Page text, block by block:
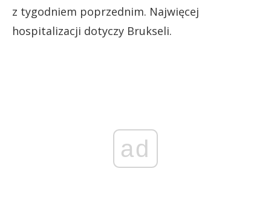
z tygodniem poprzednim. Najwięcej
hospitalizacji dotyczy Brukseli.
ad